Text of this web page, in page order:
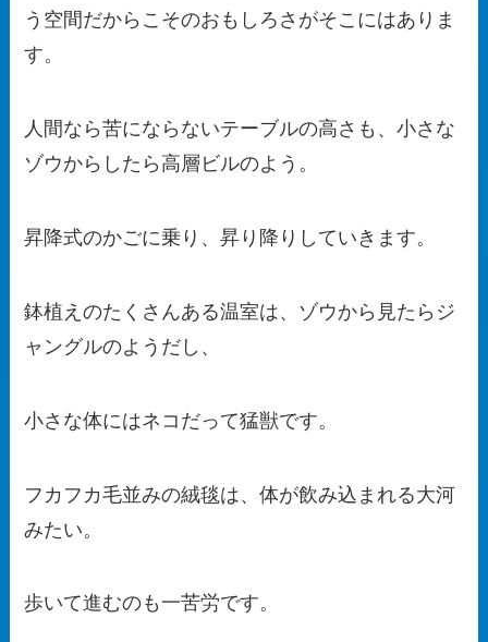
う空間だからこそのおもしろさがそこにはありま
す。
人間なら苦にならないテーブルの高さも、小さな
ゾウからしたら高層ビルのよう。
昇降式のかごに乗り、昇り降りしていきます。
鉢植えのたくさんある温室は、ゾウから見たらジ
ャングルのようだし、
小さな体にはネコだって猛獣です。
フカフカ毛並みの絨毯は、体が飲み込まれる大河
みたい。
歩いて進むのも一苦労です。